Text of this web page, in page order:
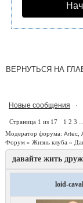
ВЕРНУТЬСЯ НА
Новые сообщения ·
Страница 1 из 17 1 2 3
Модератор форума: Artec
Форум » Жизнь клуба »
давайте жить
loid-